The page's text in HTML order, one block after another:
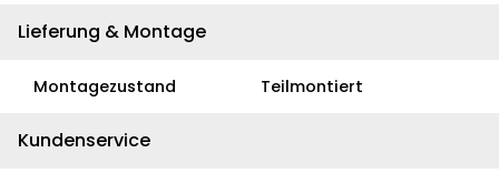
Lieferung & Montage
Montagezustand Teilmontiert
Kundenservice